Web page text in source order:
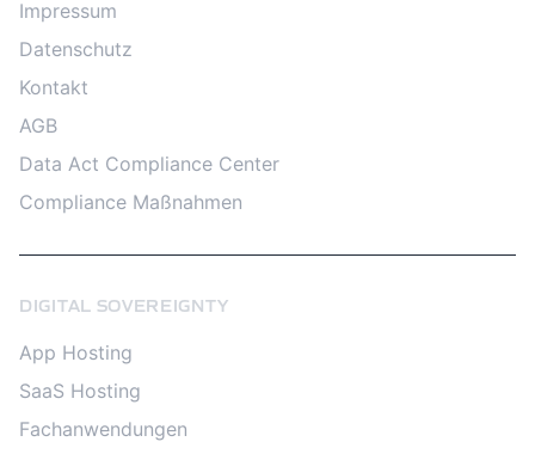
Impressum
Datenschutz
Kontakt
AGB
Data Act Compliance Center
Compliance Maßnahmen
DIGITAL SOVEREIGNTY
App Hosting
SaaS Hosting
Fachanwendungen